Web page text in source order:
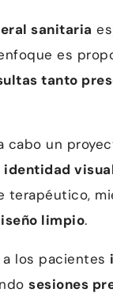
sanitaria
es
tanto
cabo un
identidad
terapéutico,
limpio.
los pacientes
sesiones